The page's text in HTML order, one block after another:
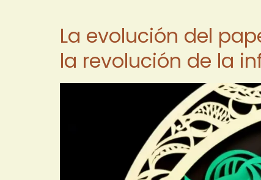
La evolución del
la revolución de la